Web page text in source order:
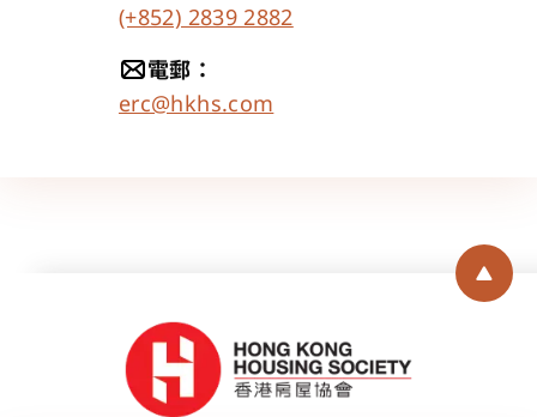
(+852) 2839 2882
電郵 ：
erc@hkhs.com